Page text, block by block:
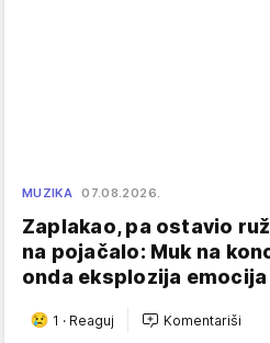
MUZIKA 07.08.2026.
Zaplakao, pa ostavio
na pojačalo: Muk na
onda eksplozija
1 · Reaguj Komentariši